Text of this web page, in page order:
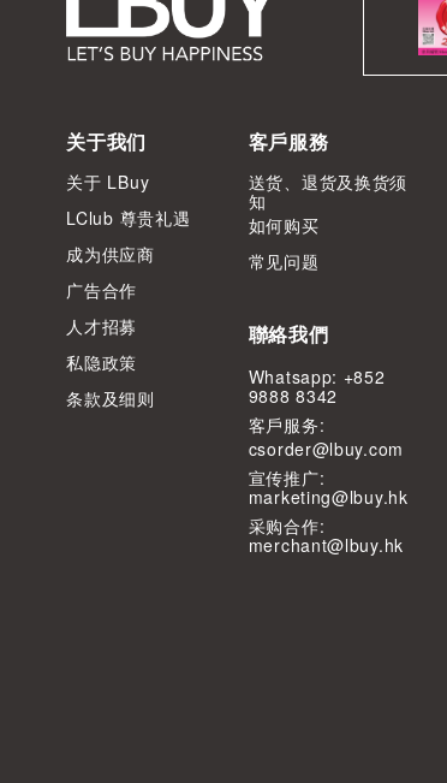
关于我们
关于 LBuy
LClub 尊贵礼遇
成为供应商
广告合作
人才招募
私隐政策
条款及细则
客戶服務
送货、退货及换货须
知
如何购买
常见问题
聯絡我們
Whatsapp: +852
9888 8342
客⼾服务:
csorder@lbuy.com
宣传推广:
marketing@lbuy.hk
采购合作:
merchant@lbuy.hk